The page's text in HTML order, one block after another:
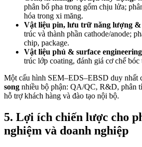
phân bố pha trong gốm chịu lửa;
hóa trong xi măng.
Vật liệu pin, lưu trữ năng lượng
trúc và thành phần cathode/anode;
chip, package.
Vật liệu phủ & surface
trúc lớp coating, đánh giá cơ chế bóc
Một cấu hình SEM–EDS–EBSD duy nhất
song nhiều bộ phận: QA/QC, R&D, phân
hỗ trợ khách hàng và đào tạo nội bộ.
5. Lợi ích chiến lược cho
nghiệm và doanh nghiệp